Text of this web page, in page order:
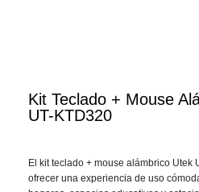
Kit Teclado + Mouse
UT-KTD320
El kit teclado + mouse alámbrico Utek
ofrecer una experiencia de uso